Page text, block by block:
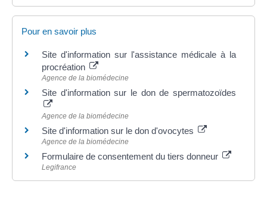
Pour en savoir plus
Site d'information sur l'assistance médicale à la
procréation
Agence de la biomédecine
Site d'information sur le don de spermatozoïdes
Agence de la biomédecine
Site d'information sur le don d'ovocytes
Agence de la biomédecine
Formulaire de consentement du tiers donneur
Legifrance